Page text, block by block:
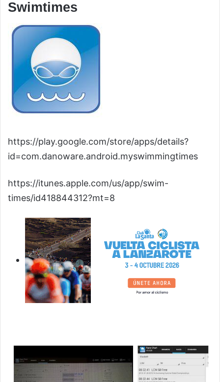
Swimtimes
https://play.google.com/store/apps/details?
id=com.danoware.android.myswimmingtimes
https://itunes.apple.com/us/app/swim-
times/id418844312?mt=8